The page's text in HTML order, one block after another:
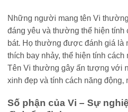
Những người mang tên Vi
đáng yêu và thường thể hiện tính
bát. Họ thường được đánh giá là
thích bay nhảy, thể hiện tính cách
Tên Vi thường gây ấn tượng với
xinh đẹp và tính cách năng động,
Số phận của Vi – Sự